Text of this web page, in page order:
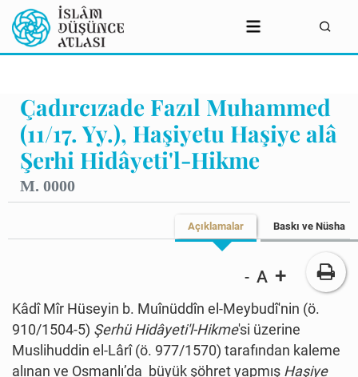
Çadırcızade Fazıl Muhammed
(11/17. Yy.), Haşiyetu Haşiye alâ
Şerhi Hidâyeti'l-Hikme
M. 0000
Açıklamalar Baskı ve Nüsha
- A +
Kâdî Mîr Hüseyin b. Muînüddîn el-Meybudî'nin (ö.
910/1504-5) Şerhü Hidâyeti'l-Hikme'si üzerine
Muslihuddin el-Lârî (ö. 977/1570) tarafından kaleme
alınan ve Osmanlı’da büyük şöhret yapmış Haşiye